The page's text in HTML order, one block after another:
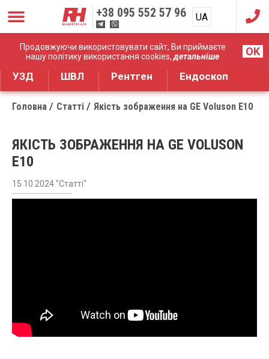
Продовжуючи використовувати сайт, Ви приймаєте
нашу політику використання cookies,детальніше OK
+38 095 552 57 96 UA
RU
Дистрибуція медичного обладнання
УЗД ШВЛ Рентген Ендоскоп
Головна Статті Якість зображення на GE Voluson E10
ЯКІСТЬ ЗОБРАЖЕННЯ НА GE VOLUSON
E10
15.10.2024 "Статті"